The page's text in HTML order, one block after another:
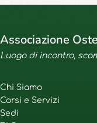
Associazione
Luogo di incontro,
Chi Siamo
Corsi e Servizi
Sedi